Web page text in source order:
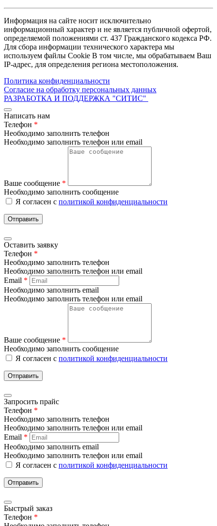
Информация на сайте носит исключительно
информационный характер и не является публичной офертой,
определяемой положениями ст. 437 Гражданского кодекса РФ.
Для сбора информации технического характера мы
используем файлы Cookie В том числе, мы обрабатываем Ваш
IP-адрес, для определения региона местоположения.
Политика конфиденциальности
Согласие на обработку персональных данных
РАЗРАБОТКА И ПОДДЕРЖКА "СИТИС"
Написать нам
Телефон *
Необходимо заполнить телефон
Необходимо заполнить телефон или email
Ваше сообщение *
Необходимо заполнить сообщение
Я согласен с политикой конфиденциальности
Отправить
Оставить заявку
Телефон *
Необходимо заполнить телефон
Необходимо заполнить телефон или email
Email *
Необходимо заполнить email
Необходимо заполнить телефон или email
Ваше сообщение *
Необходимо заполнить сообщение
Я согласен с политикой конфиденциальности
Отправить
Запросить прайс
Телефон *
Необходимо заполнить телефон
Необходимо заполнить телефон или email
Email *
Необходимо заполнить email
Необходимо заполнить телефон или email
Я согласен с политикой конфиденциальности
Отправить
Быстрый заказ
Телефон *